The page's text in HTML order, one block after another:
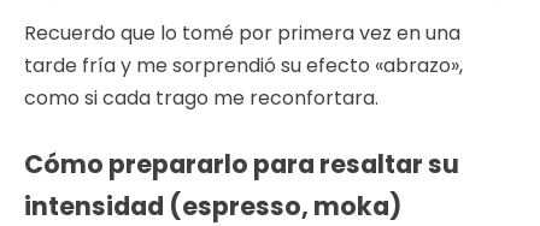
Recuerdo que lo tomé por primera vez en una
tarde fría y me sorprendió su efecto «abrazo»,
como si cada trago me reconfortara.
Cómo prepararlo para resaltar su
intensidad (espresso, moka)